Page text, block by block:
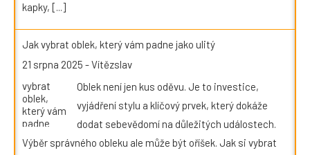
kapky, [...]
Jak vybrat oblek, který vám padne jako ulitý
21 srpna 2025 -Vítězslav
Oblek není jen kus oděvu. Je to investice,
vyjádření stylu a klíčový prvek, který dokáže
dodat sebevědomí na důležitých událostech.
Výběr správného obleku ale může být oříšek. Jak si vybrat